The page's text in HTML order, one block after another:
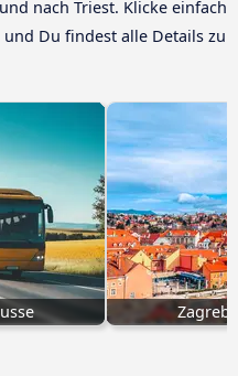
nach Triest. Klicke einfach
Du findest alle Details zu
Zagreb